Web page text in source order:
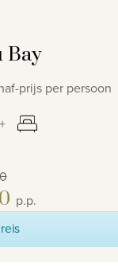
Bay
prijs per persoon
p.p.